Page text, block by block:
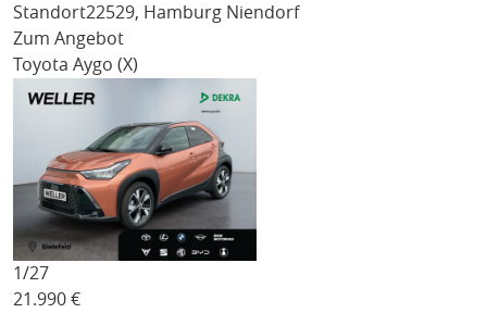
Standort22529, Hamburg Niendorf
Zum Angebot
Toyota Aygo (X)
1/27
21.990 €